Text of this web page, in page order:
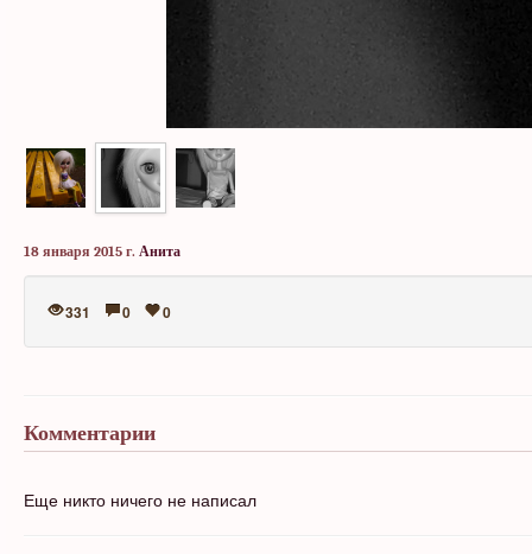
18 января 2015 г. Анита
331 0 0
Комментарии
Еще никто ничего не написал